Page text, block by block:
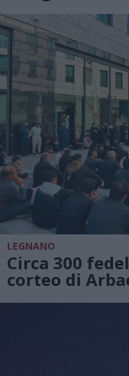
LEGNANO
Circa 300
corteo di